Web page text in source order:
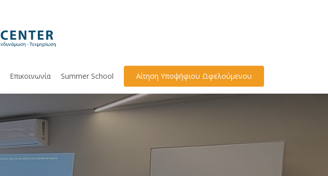
Επικοινωνία Summer School Αίτηση Υποψήφιου Ωφελούμενου